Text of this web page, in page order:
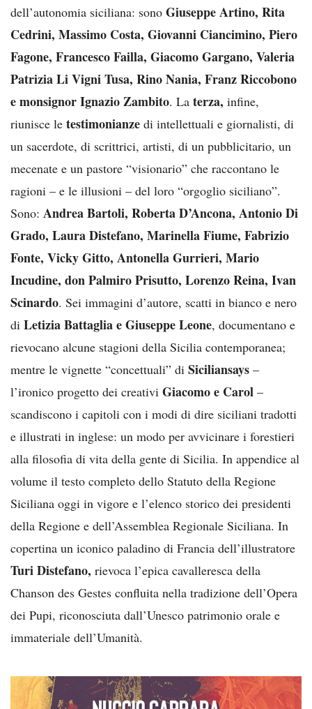
dell’autonomia siciliana: sono Giuseppe Artino, Rita
Cedrini, Massimo Costa, Giovanni Ciancimino, Piero
Fagone, Francesco Failla, Giacomo Gargano, Valeria
Patrizia Li Vigni Tusa, Rino Nania, Franz Riccobono
e monsignor Ignazio Zambito. La terza, infine,
riunisce le testimonianze di intellettuali e giornalisti, di
un sacerdote, di scrittrici, artisti, di un pubblicitario, un
mecenate e un pastore “visionario” che raccontano le
ragioni – e le illusioni – del loro “orgoglio siciliano”.
Sono: Andrea Bartoli, Roberta D’Ancona, Antonio Di
Grado, Laura Distefano, Marinella Fiume, Fabrizio
Fonte, Vicky Gitto, Antonella Gurrieri, Mario
Incudine, don Palmiro Prisutto, Lorenzo Reina, Ivan
Scinardo. Sei immagini d’autore, scatti in bianco e nero
di Letizia Battaglia e Giuseppe Leone, documentano e
rievocano alcune stagioni della Sicilia contemporanea;
mentre le vignette “concettuali” di Siciliansays –
l’ironico progetto dei creativi Giacomo e Carol –
scandiscono i capitoli con i modi di dire siciliani tradotti
e illustrati in inglese: un modo per avvicinare i forestieri
alla filosofia di vita della gente di Sicilia. In appendice al
volume il testo completo dello Statuto della Regione
Siciliana oggi in vigore e l’elenco storico dei presidenti
della Regione e dell’Assemblea Regionale Siciliana. In
copertina un iconico paladino di Francia dell’illustratore
Turi Distefano, rievoca l’epica cavalleresca della
Chanson des Gestes confluita nella tradizione dell’Opera
dei Pupi, riconosciuta dall’Unesco patrimonio orale e
immateriale dell’Umanità.